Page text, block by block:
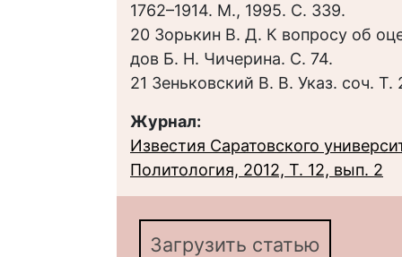
1762–1914. М., 1995. С. 339.
20 Зорькин В. Д. К вопросу об
дов Б. Н. Чичерина. С. 74.
21 Зеньковский В. В. Указ. соч. Т.
Журнал:
Известия Саратовского
Политология, 2012, Т. 12, вып. 2
Загрузить статью